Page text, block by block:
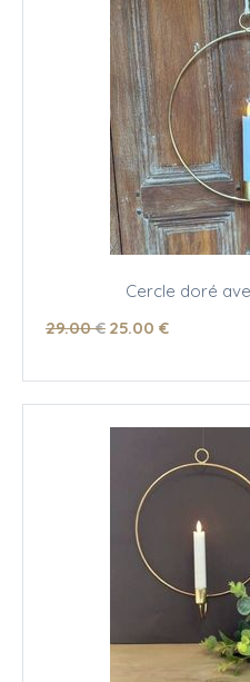
Cercle doré
29.00 € 25.00 €